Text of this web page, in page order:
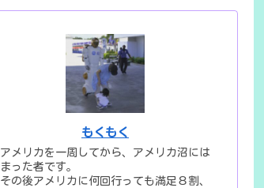
もくもく
アメリカを一周してから、アメリカ沼には
まった者です。
その後アメリカに何回行っても満足８割、